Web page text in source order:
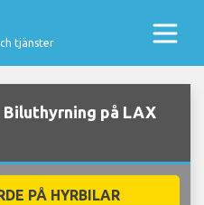
tjänster
Biluthyrning på LAX
PÅ HYRBILAR